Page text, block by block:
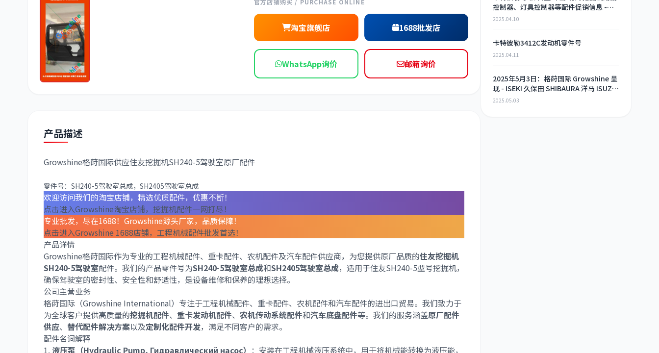
淘宝旗舰店 1688批发店
WhatsApp询价 邮箱询价
产品描述
Growshine格莳国际供应住友挖掘机SH240-5驾驶室原厂配件
零件号： SH240-5驾驶室总成， SH2405驾驶室总成
欢迎访问我们的淘宝店铺，精选优质配件，优惠不断！
点击进入Growshine淘宝店铺，挖掘机配件一网打尽！
专业批发，尽在1688！Growshine源头厂家，品质保障！
点击进入Growshine 1688店铺，工程机械配件批发首选！
产品详情
Growshine格莳国际作为专业的工程机械配件、重卡配件、农机配件及汽车配件供应商，为您提供原厂品质的住友挖掘机
SH240-5驾驶室配件。我们的产品零件号为SH240-5驾驶室总成和SH2405驾驶室总成，适用于住友SH240-5型号挖掘机，
确保驾驶室的密封性、安全性和舒适性，是设备维修和保养的理想选择。
公司主营业务
格莳国际（Growshine International）专注于工程机械配件、重卡配件、农机配件和汽车配件的进出口贸易。我们致力于
为全球客户提供高质量的挖掘机配件、 重卡发动机配件、 农机传动系统配件和汽车底盘配件等。我们的服务涵盖原厂配件
供应、 替代配件解决方案以及定制化配件开发，满足不同客户的需求。
配件名词解释
1. 液压泵（Hydraulic Pump, Гидравлический насос） ：安装在工程机械液压系统中，用于将机械能转换为液压能，
控制器、灯具控制器等配件促销信息 -
2025年4月9日
2025.04.10
卡特彼勒3412C发动机零件号
2025.04.11
2025年5月3日：格莳国际 Growshine 呈
现 - ISEKI 久保田 SHIBAURA 洋马 ISUZU
工程机械 农机 重卡 汽车 RHF3 涡轮增压
2025.05.03